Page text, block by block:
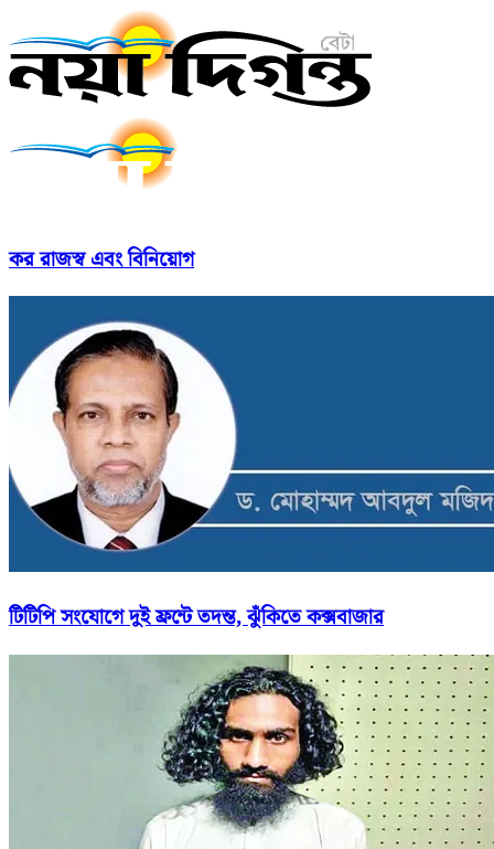
কর রাজস্ব এবং বিনিয়োগ
টিটিপি সংযোগে দুই ফ্রন্টে তদন্ত, ঝুঁকিতে কক্সবাজার